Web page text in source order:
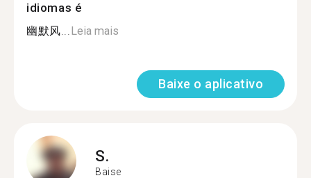
idiomas é
幽默风...Leia mais
Baixe o aplicativo
S.
Baise